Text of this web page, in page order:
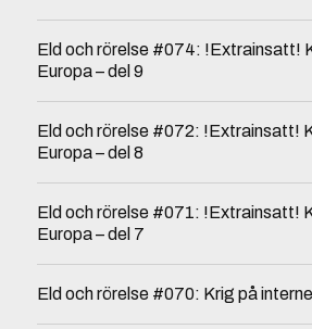
Eld och rörelse #074: !Extrainsatt!
Europa – del 9
Eld och rörelse #072: !Extrainsatt!
Europa – del 8
Eld och rörelse #071: !Extrainsatt!
Europa – del 7
Eld och rörelse #070: Krig på